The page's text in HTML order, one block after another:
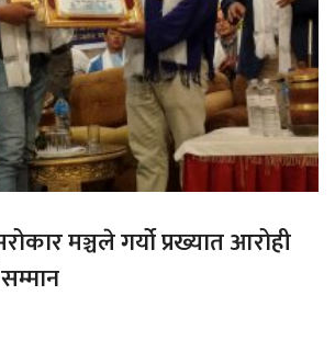
मञ्चले गर्यो प्रख्यात आरोही